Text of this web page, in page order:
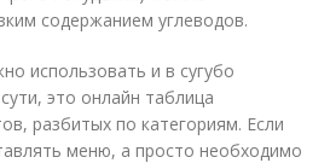
содержанием углеводов.
использовать и в сугубо
это онлайн таблица
разбитых по категориям. Если
меню, а просто необходимо